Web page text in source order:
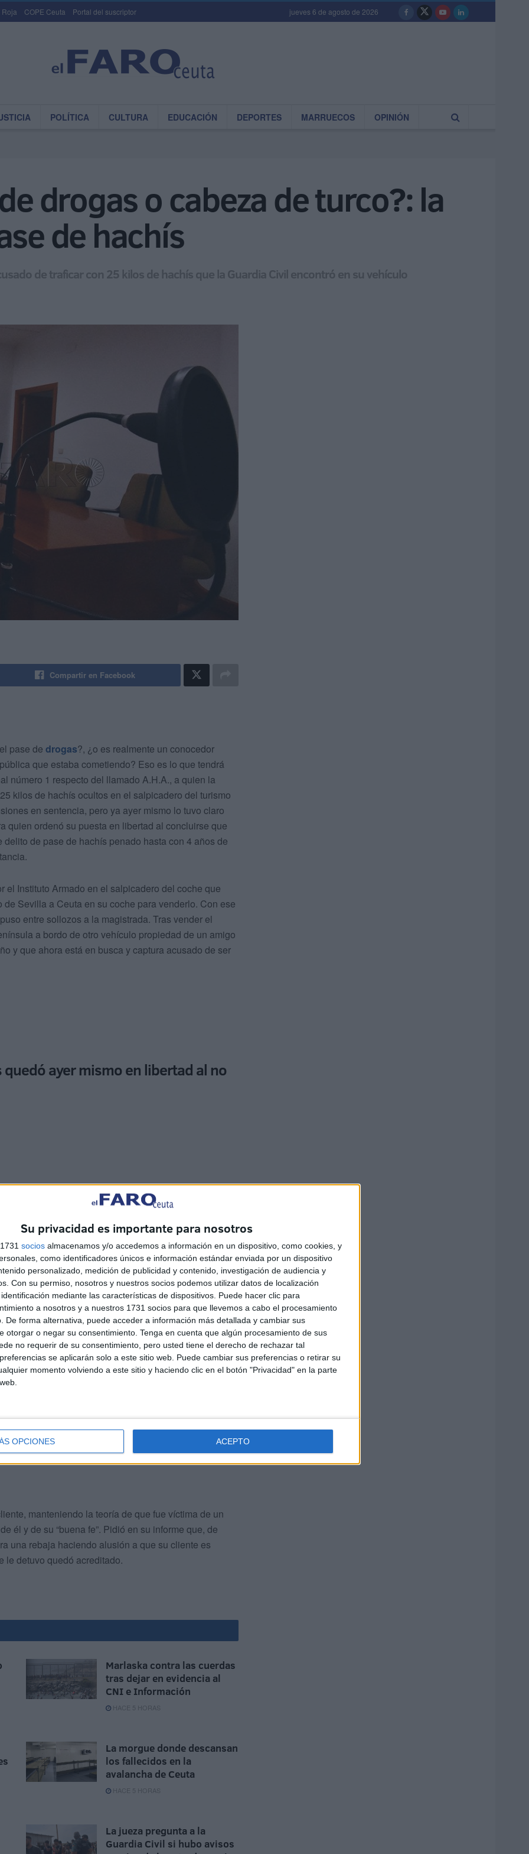
Su privacidad es importante para nosotros
socios almacenamos y/o accedemos a información en un dispositivo, como cookies, y
como identificadores únicos e información estándar enviada por un dispositivo
personalizado, medición de publicidad y contenido, investigación de audiencia y
Con su permiso, nosotros y nuestros socios podemos utilizar datos de localización
mediante las características de dispositivos. Puede hacer clic para
a nosotros y a nuestros 1731 socios para que llevemos a cabo el procesamiento
De forma alternativa, puede acceder a información más detallada y cambiar sus
otorgar o negar su consentimiento. Tenga en cuenta que algún procesamiento de sus
no requerir de su consentimiento, pero usted tiene el derecho de rechazar tal
se aplicarán solo a este sitio web. Puede cambiar sus preferencias o retirar su
momento volviendo a este sitio y haciendo clic en el botón "Privacidad" en la parte
OPCIONES ACEPTO
Roja COPE Ceuta Portal del suscriptor jueves 6 de agosto de 2026
POLÍTICA CULTURA EDUCACIÓN DEPORTES MARRUECOS OPINIÓN
drogas o cabeza de turco?: la
de hachís
de traficar con 25 kilos de hachís que la Guardia Civil encontró en su vehículo
Compartir en Facebook
pase de drogas?, ¿o es realmente un conocedor
que estaba cometiendo? Eso es lo que tendrá
número 1 respecto del llamado A.H.A., a quien la
kilos de hachís ocultos en el salpicadero del turismo
en sentencia, pero ya ayer mismo lo tuvo claro
quien ordenó su puesta en libertad al concluirse que
de pase de hachís penado hasta con 4 años de
el Instituto Armado en el salpicadero del coche que
Sevilla a Ceuta en su coche para venderlo. Con ese
entre sollozos a la magistrada. Tras vender el
a bordo de otro vehículo propiedad de un amigo
y que ahora está en busca y captura acusado de ser
ayer mismo en libertad al no
kifi y unas pipas. El trato, reconoció, era pasar 50
más de hachís. “Hice el trato con un amigo de mi
dijo que únicamente le iba a comprar el coche de su
así algo de dinero.
le encontró la droga en el salpicadero y que la misma
solicitó la condena al haber quedado su autoría
tanto por los desplazamientos realizados como
en un coche conducido por otro sin saber el destino
se llevaría a buen puerto.
manteniendo la teoría de que fue víctima de un
él y de su “buena fe”. Pidió en su informe que, de
una rebaja haciendo alusión a que su cliente es
le detuvo quedó acreditado.
Marlaska contra las cuerdas
tras dejar en evidencia al
CNI e Información
HACE 5 HORAS
La morgue donde descansan
los fallecidos en la
avalancha de Ceuta
HACE 5 HORAS
La jueza pregunta a la
Guardia Civil si hubo avisos